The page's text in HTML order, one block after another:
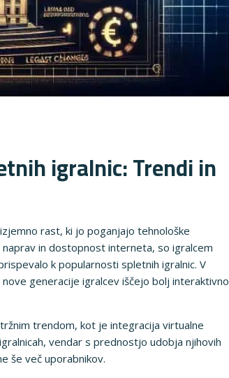
igralnic: Trendi in
rast, ki jo poganjajo tehnološke
in dostopnost interneta, so igralcem
k popularnosti spletnih igralnic. V
generacije igralcev iščejo bolj interaktivno
trendom, kot je integracija virtualne
vendar s prednostjo udobja njihovih
še več uporabnikov.